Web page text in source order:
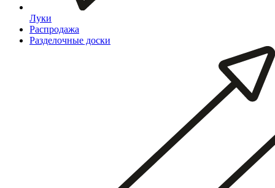
Луки
Распродажа
Разделочные доски